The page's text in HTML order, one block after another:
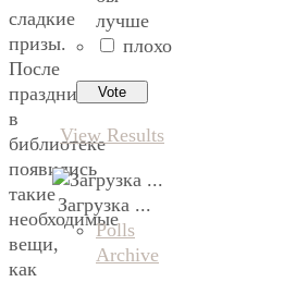
сладкие
призы.
После
праздника
в
библиотеке
появились
такие
необходимые
вещи,
как
лучше
плохо
View Results
Загрузка ...
Polls
Archive